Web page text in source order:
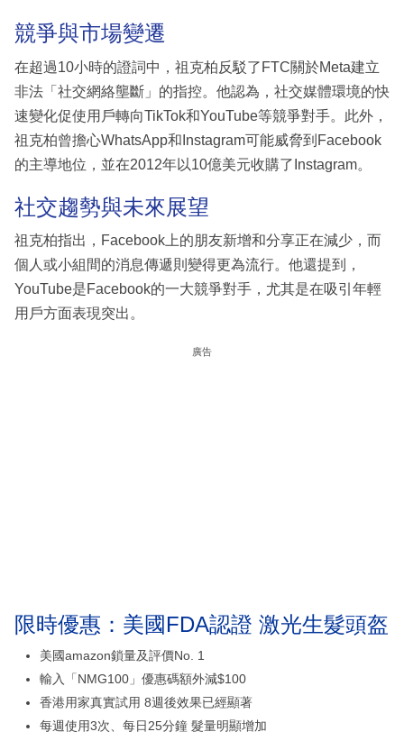
競爭與市場變遷
在超過10小時的證詞中，祖克柏反駁了FTC關於Meta建立
非法「社交網絡壟斷」的指控。他認為，社交媒體環境的快
速變化促使用戶轉向TikTok和YouTube等競爭對手。此外，
祖克柏曾擔心WhatsApp和Instagram可能威脅到Facebook
的主導地位，並在2012年以10億美元收購了Instagram。
社交趨勢與未來展望
祖克柏指出，Facebook上的朋友新增和分享正在減少，而
個人或小組間的消息傳遞則變得更為流行。他還提到，
YouTube是Facebook的一大競爭對手，尤其是在吸引年輕
用戶方面表現突出。
廣告
限時優惠：美國FDA認證 激光生髮頭盔
美國amazon鎖量及評價No. 1
輸入「NMG100」優惠碼額外減$100
香港用家真實試用 8週後效果已經顯著
每週使用3次、每日25分鐘 髮量明顯增加